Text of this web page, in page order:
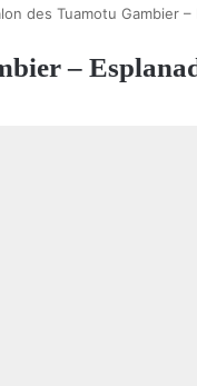
des Tuamotu Gambier –
–